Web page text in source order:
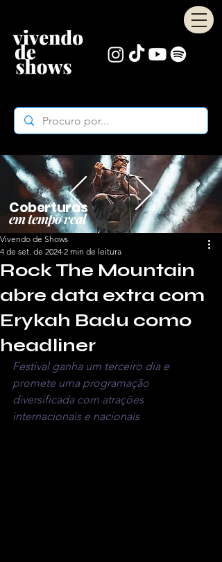
Coberturas
em tempo real
Rock The Mountain
abre data extra com
Erykah Badu como
headliner
Vivendo de Shows
4 de set. de 2024 2 min de leitura
Festival ganha um terceiro dia e
promete uma programação
diversificada com atrações
internacionais e nacionais